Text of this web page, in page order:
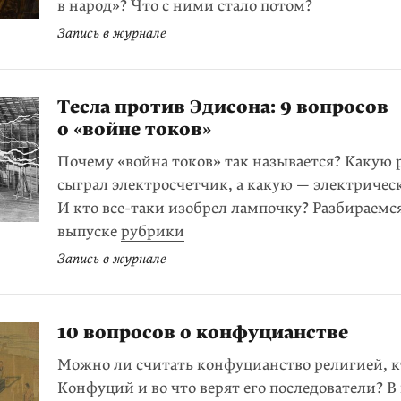
в народ»? Что с ними стало потом?
Запись в журнале
Тесла против Эдисона: 9 вопросов
о «войне токов»
Почему «война токов» так называется? Какую
сыграл электро­счетчик, а какую —
И кто все-таки изобрел лампочку?
выпускерубрики
Запись в журнале
10 вопросов о конфуцианстве
Можно ли считать конфуцианство религией,
Конфуций и во что верят его последователи?